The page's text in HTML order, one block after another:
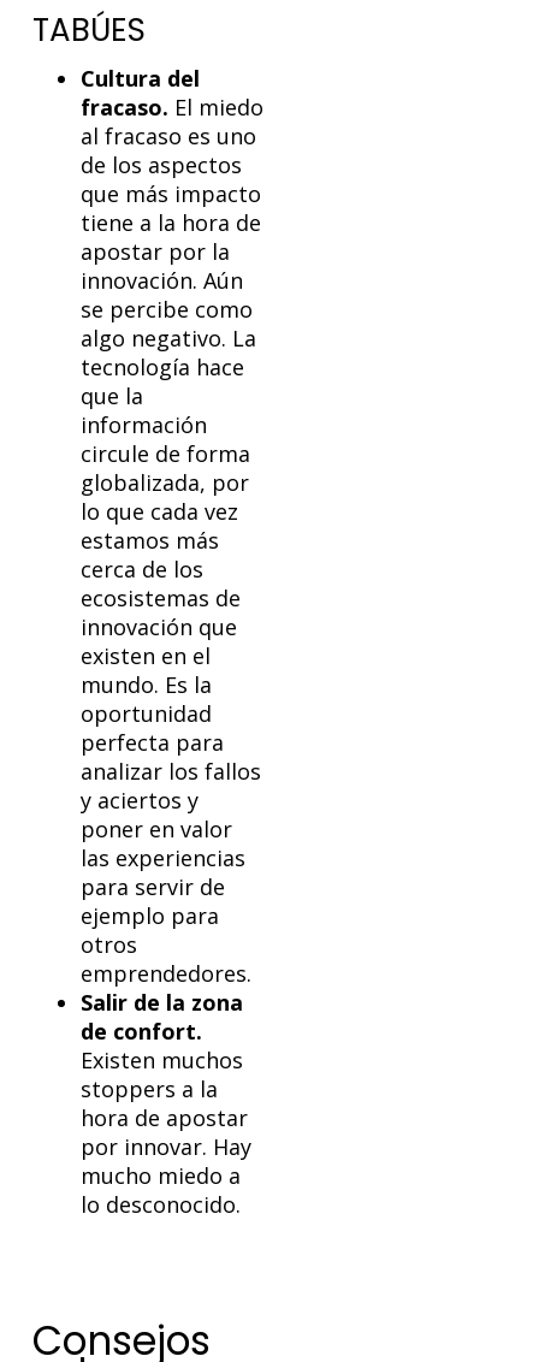
TABÚES
Cultura del
fracaso. El miedo
al fracaso es uno
de los aspectos
que más impacto
tiene a la hora de
apostar por la
innovación. Aún
se percibe como
algo negativo. La
tecnología hace
que la
información
circule de forma
globalizada, por
lo que cada vez
estamos más
cerca de los
ecosistemas de
innovación que
existen en el
mundo. Es la
oportunidad
perfecta para
analizar los fallos
y aciertos y
poner en valor
las experiencias
para servir de
ejemplo para
otros
emprendedores.
Salir de la zona
de confort.
Existen muchos
stoppers a la
hora de apostar
por innovar. Hay
mucho miedo a
lo desconocido.
Consejos